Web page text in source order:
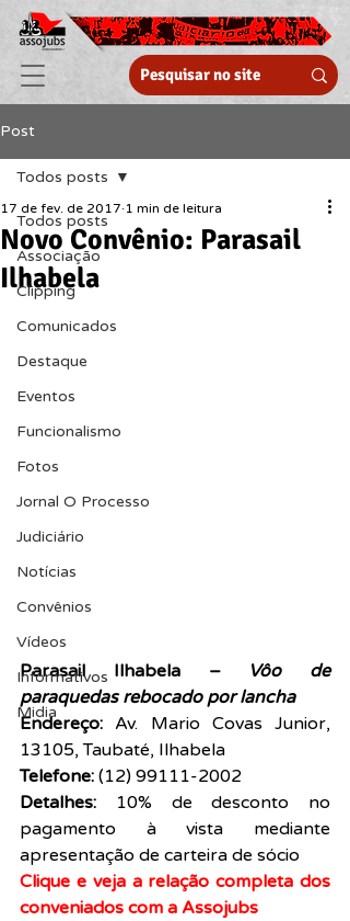
Post
Todos posts
Associação
Clipping
Comunicados
Destaque
Eventos
Funcionalismo
Fotos
Jornal O Processo
Judiciário
Notícias
Convênios
Vídeos
Informativos
Midia
Todos posts
Novo Convênio: Parasail
Ilhabela
17 de fev. de 2017 1 min de leitura
Parasail Ilhabela –
Vôo de
paraquedas rebocado por lancha
Endereço: Av. Mario Covas Junior,
13105, Taubaté, Ilhabela
Telefone: (12) 99111-2002
Detalhes: 10% de desconto no
pagamento à vista mediante
apresentação de carteira de sócio
Clique e veja a relação completa dos
conveniados com a Assojubs